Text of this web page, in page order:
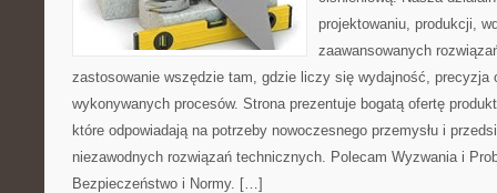
projektowaniu, produkcji,
zaawansowanych
zastosowanie wszędzie tam, gdzie liczy się wydajność, precyzja
wykonywanych procesów. Strona prezentuje bogatą ofertę
które odpowiadają na potrzeby nowoczesnego przemysłu i
niezawodnych rozwiązań technicznych. Polecam Wyzwania i
Bezpieczeństwo i Normy. […]